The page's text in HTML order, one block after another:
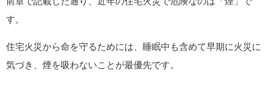
す。
住宅火災から命を守るためには、睡眠中も含めて早期に火災に
気づき、煙を吸わないことが最優先です。